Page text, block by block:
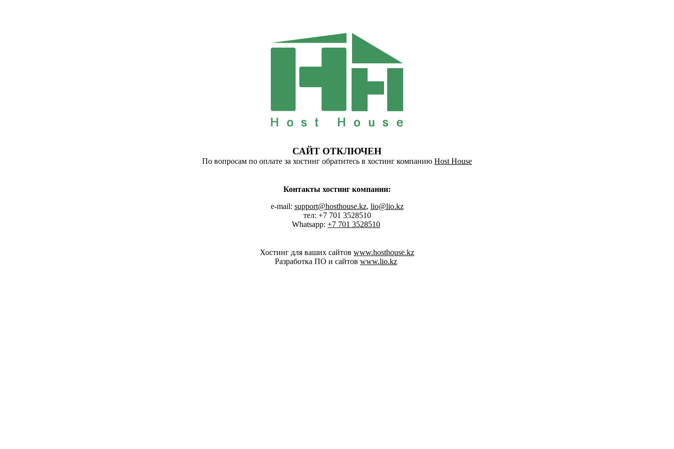
САЙТ ОТКЛЮЧЕН
По вопросам по оплате за хостинг обратитесь в хостинг компанию Host House
Контакты хостинг компании:
e-mail: support@hosthouse.kz, lio@lio.kz
тел: +7 701 3528510
Whatsapp: +7 701 3528510
Хостинг для ваших сайтов www.hosthouse.kz
Разработка ПО и сайтов www.lio.kz